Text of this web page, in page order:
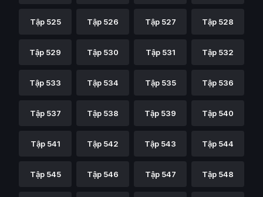
Tập 525 Tập 526 Tập 527 Tập 528
Tập 529 Tập 530 Tập 531 Tập 532
Tập 533 Tập 534 Tập 535 Tập 536
Tập 537 Tập 538 Tập 539 Tập 540
Tập 541 Tập 542 Tập 543 Tập 544
Tập 545 Tập 546 Tập 547 Tập 548